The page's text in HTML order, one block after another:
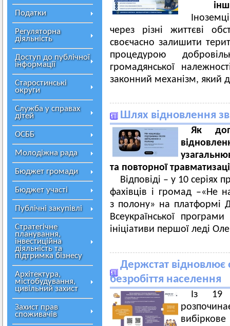
Податки
Регуляторна
діяльність
Доступ до публічної
інформації
Старостинські
округи
Служба у справах
дітей
ОСББ
Молодіжна рада
Бюджет громади
Бюджет участі
Публічні закупівлі
Стратегічне
планування,
інвестиційна
діяльність та
підтримка бізнесу
Архітектура,
містобудування,
цивільний захист
Захист прав
споживачів
через різні життєві
своєчасно залишити
процедурою
громадянської
законний механізм, який
Шлях відновлення
Як
та повторної
Відповіді – у 10 серіях
фахівців і громад –«Не
з полону» на платформі
Всеукраїнської
ініціативи першої леді
Держстат відновлює
безробіття населення
Із 19